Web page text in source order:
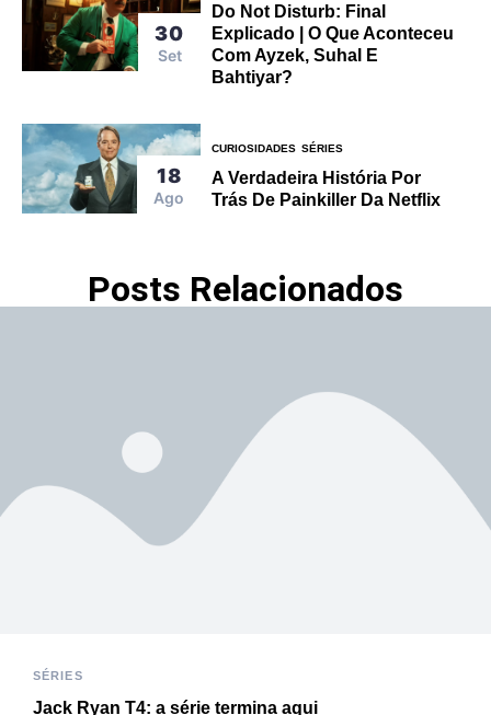
30
Set
Do Not Disturb: Final
Explicado | O Que Aconteceu
Com Ayzek, Suhal E
Bahtiyar?
18
Ago
CURIOSIDADES SÉRIES
A Verdadeira História Por
Trás De Painkiller Da Netflix
Posts Relacionados
SÉRIES
Jack Ryan T4: a série termina aqui